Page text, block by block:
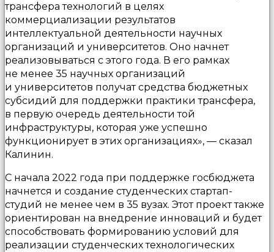
трансфера технологий в целях
коммерциализации результатов
интеллектуальной деятельности научных
организаций и университетов. Оно начнет
реализовываться с этого года. В его рамках
не менее 35 научных организаций
и университетов получат средства бюджетных
субсидий для поддержки практики трансфера,
в первую очередь деятельности той
инфраструктуры, которая уже успешно
функционирует в этих организациях», — сказал
Калинин.
С начала 2022 года при поддержке госбюджета
начнется и создание студенческих стартап-
студий не менее чем в 35 вузах. Этот проект также
ориентирован на внедрение инноваций и будет
способствовать формированию условий для
реализации студенческих технологических